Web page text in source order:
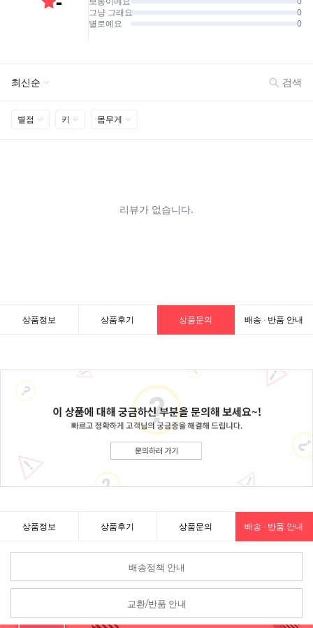
상품정보 상품후기 상품문의 배송 · 반품 안내
상품정보 상품후기 상품문의 배송 · 반품 안내
배송정책 안내
교환/반품 안내